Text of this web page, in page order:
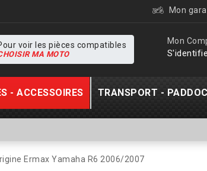
Mon
Mon
voir les pièces compatibles
MA MOTO
- ACCESSOIRES TRANSPORT -
Ermax Yamaha R6 2006/2007